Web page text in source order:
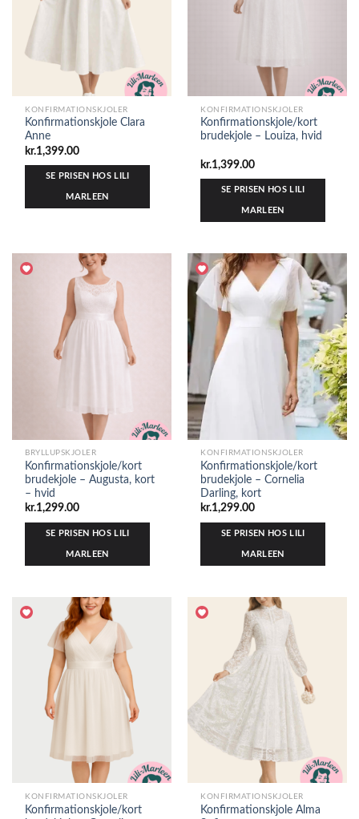
KONFIRMATIONSKJOLER
Konfirmationskjole Clara
Anne
kr.1,399.00
SE PRISEN HOS LILI
MARLEEN
KONFIRMATIONSKJOLER
Konfirmationskjole/kort
brudekjole – Louiza, hvid
kr.1,399.00
SE PRISEN HOS LILI
MARLEEN
BRYLLUPSKJOLER
Konfirmationskjole/kort
brudekjole – Augusta, kort
– hvid
kr.1,299.00
SE PRISEN HOS LILI
MARLEEN
KONFIRMATIONSKJOLER
Konfirmationskjole/kort
brudekjole – Cornelia
Darling, kort
kr.1,299.00
SE PRISEN HOS LILI
MARLEEN
KONFIRMATIONSKJOLER
Konfirmationskjole/kort
KONFIRMATIONSKJOLER
Konfirmationskjole Alma